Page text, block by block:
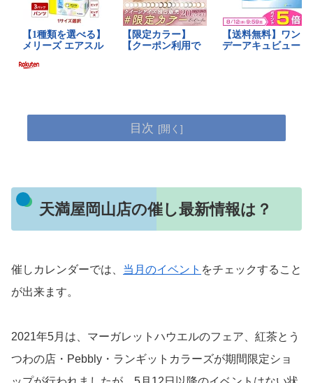
目次
天満屋岡山店の催し最新情報は？
催しカレンダーでは、 当月のイベント をチェックすること
が出来ます。
2021年5月は、マーガレットハウエルのフェア、紅茶とう
つわの店・Pebbly・ランギットカラーズが期間限定ショ